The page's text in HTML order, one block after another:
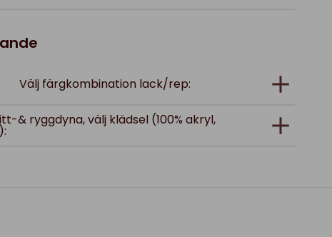
Välj färgkombination lack/rep:
& ryggdyna, välj klädsel (100% akryl,